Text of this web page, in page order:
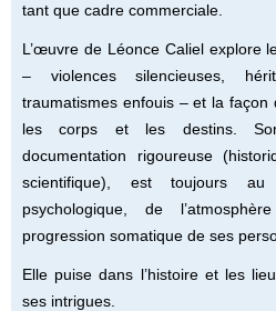
tant que cadre commerciale.
L’œuvre de Léonce Caliel explore
– violences silencieuses,
traumatismes enfouis – et la
les corps et les destins.
documentation rigoureuse
scientifique), est toujours
psychologique, de
progression somatique de ses
Elle puise dans l’histoire et les
ses intrigues.